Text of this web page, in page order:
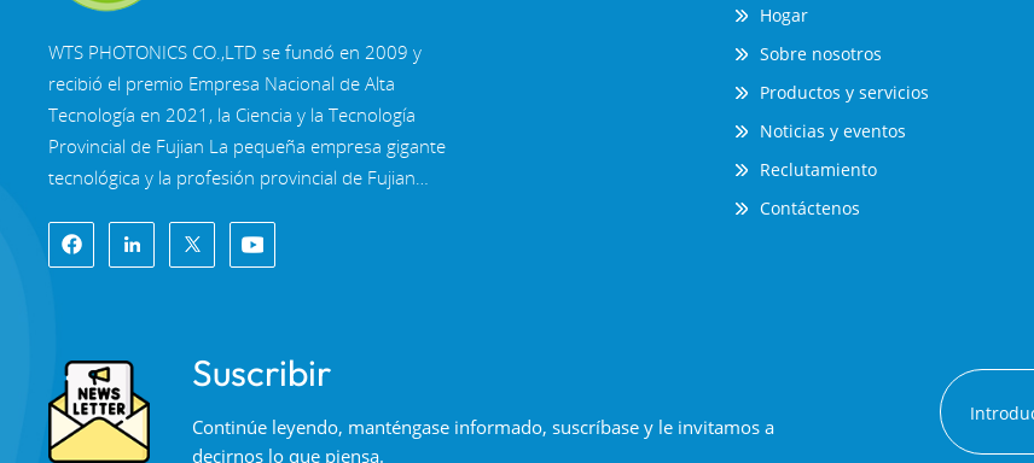
WTS PHOTONICS CO.,LTD se fundó en 2009 y
recibió el premio Empresa Nacional de Alta
Tecnología en 2021, la Ciencia y la Tecnología
Provincial de Fujian La pequeña empresa gigante
tecnológica y la profesión provincial de Fujian
en 2022. WTS se ubica en el Hermosa ciudad
costera del sureste, Fuzhou, una famosa ciudad
un grupo de personal técnico calificado y un
sistema completo de procesamiento óptico,
Sistema de recubrimiento, sistema de ensamblaje
Hogar
Sobre nosotros
Productos y servicios
Noticias y eventos
Reclutamiento
Contáctenos
Suscribir
Continúe leyendo, manténgase informado, suscríbase y le invitamos a
decirnos lo que piensa.